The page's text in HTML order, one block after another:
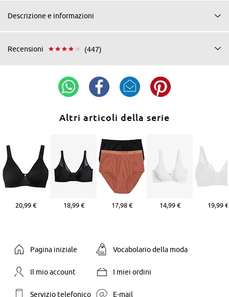
Descrizione e informazioni
Recensioni (447)
Altri articoli della serie
20,99 € 18,99 € 17,98 € 14,99 € 19,99 €
Pagina iniziale Vocabolario della moda
Il mio account I miei ordini
Servizio telefonico E-mail